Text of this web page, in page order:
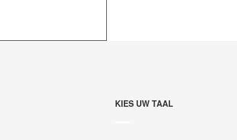
KIES UW TAAL